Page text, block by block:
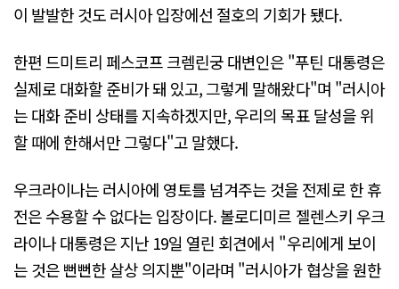
이 발발한 것도 러시아 입장에선 절호의 기회가 됐다.
한편 드미트리 페스코프 크렘린궁 대변인은 "푸틴 대통령은
실제로 대화할 준비가 돼 있고, 그렇게 말해왔다"며 "러시아
는 대화 준비 상태를 지속하겠지만, 우리의 목표 달성을 위
할 때에 한해서만 그렇다"고 말했다.
우크라이나는 러시아에 영토를 넘겨주는 것을 전제로 한 휴
전은 수용할 수 없다는 입장이다. 볼로디미르 젤렌스키 우크
라이나 대통령은 지난 19일 열린 회견에서 "우리에게 보이
는 것은 뻔뻔한 살상 의지뿐"이라며 "러시아가 협상을 원한